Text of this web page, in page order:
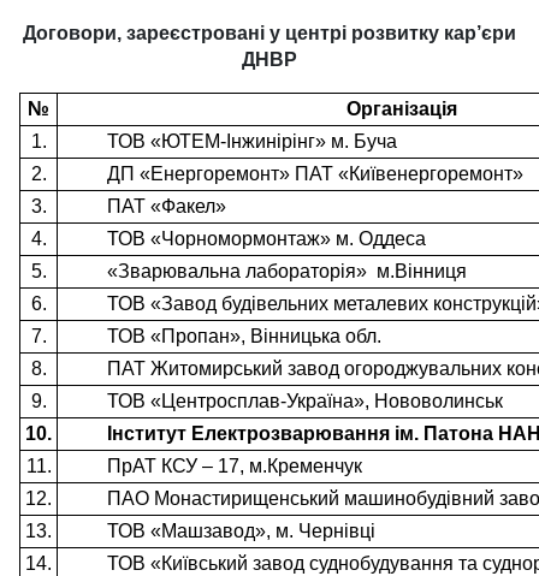
Договори, зареєстровані у центрі розвитку кар’єри
ДНВР
№
Організація
1.
ТОВ «ЮТЕМ-Інжинірінг» м. Буча
2.
ДП «Енергоремонт» ПАТ «Київенергоремонт»
3.
ПАТ «Факел»
4.
ТОВ «Чорномормонтаж» м. Оддеса
5.
«Зварювальна лабораторія» м.Вінниця
6.
ТОВ «Завод будівельних металевих
7.
ТОВ «Пропан», Вінницька обл.
8.
ПАТ Житомирський завод огороджувальних
9.
ТОВ «Центросплав-Україна», Нововолинськ
10.
Інститут Електрозварювання ім. Патона
11.
ПрАТ КСУ – 17, м.Кременчук
12.
ПАО Монастирищенський машинобудівний
13.
ТОВ «Машзавод», м. Чернівці
14.
ТОВ «Київський завод суднобудування та